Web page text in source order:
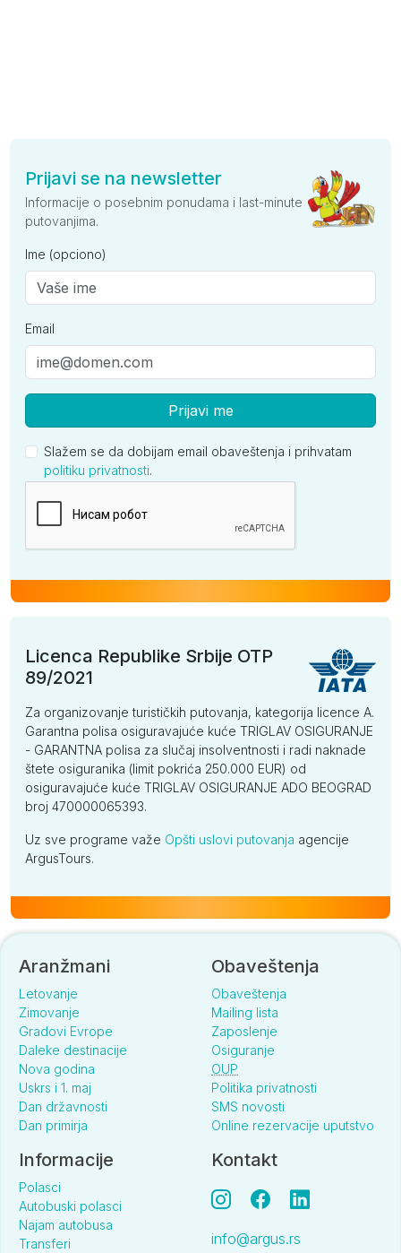
Prijavi se na newsletter
Informacije o posebnim ponudama i last-minute
putovanjima.
Ime (opciono)
Email
Prijavi me
Slažem se da dobijam email obaveštenja i prihvatam
politiku privatnosti.
Licenca Republike Srbije OTP
89/2021
Za organizovanje turističkih putovanja, kategorija licence A.
Garantna polisa osiguravajuće kuće TRIGLAV OSIGURANJE
- GARANTNA polisa za slučaj insolventnosti i radi naknade
štete osiguranika (limit pokrića 250.000 EUR) od
osiguravajuće kuće TRIGLAV OSIGURANJE ADO BEOGRAD
broj 470000065393.
Uz sve programe važe Opšti uslovi putovanja agencije
ArgusTours.
Aranžmani
Letovanje
Zimovanje
Gradovi Evrope
Daleke destinacije
Nova godina
Uskrs i 1. maj
Dan državnosti
Dan primirja
Obaveštenja
Obaveštenja
Mailing lista
Zaposlenje
Osiguranje
OUP
Politika privatnosti
SMS novosti
Online rezervacije uputstvo
Informacije
Polasci
Autobuski polasci
Najam autobusa
Transferi
Kontakt
info@argus.rs